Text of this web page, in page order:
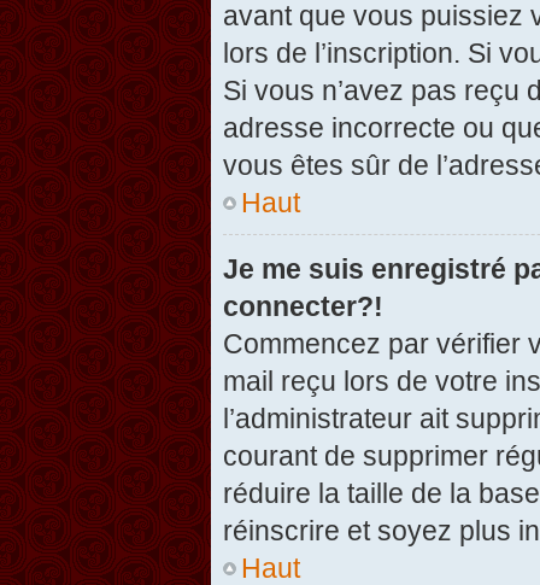
avant que vous puissiez
lors de l’inscription. Si
Si vous n’avez pas reçu
adresse incorrecte ou
vous êtes sûr de
Haut
Je me suis enregistré
connecter?!
Commencez par vérifier
mail reçu lors de votre
l’administrateur ait
courant de supprimer
réduire la taille de la
réinscrire et soyez plus
Haut